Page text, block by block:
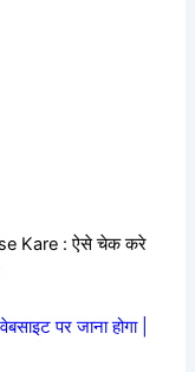
Kare : ऐसे चेक करे
पर जाना होगा |